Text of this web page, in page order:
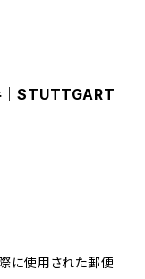
STUTTGART
に使用された郵便